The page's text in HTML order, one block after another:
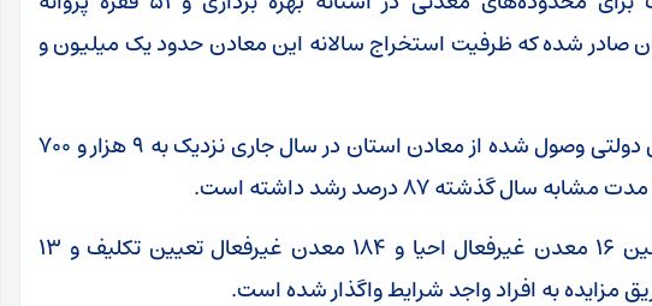
صادر شده که ظرفیت استخراج سالانه این معادن حدود یک میلیون و
وی اظهار داشت: میزان حقوق دولتی وصول شده از معادن استان در سال جاری نزدیک به ۹ هزار و ۷۰۰
گذشته ۸۷ درصد رشد داشته است.
وی اضافه کرد: امسال همچنین ۱۶ معدن غیرفعال احیا و ۱۸۴ معدن غیرفعال تعیین تکلیف و ۱۳
مزایده به افراد واجد شرایط واگذار شده است.